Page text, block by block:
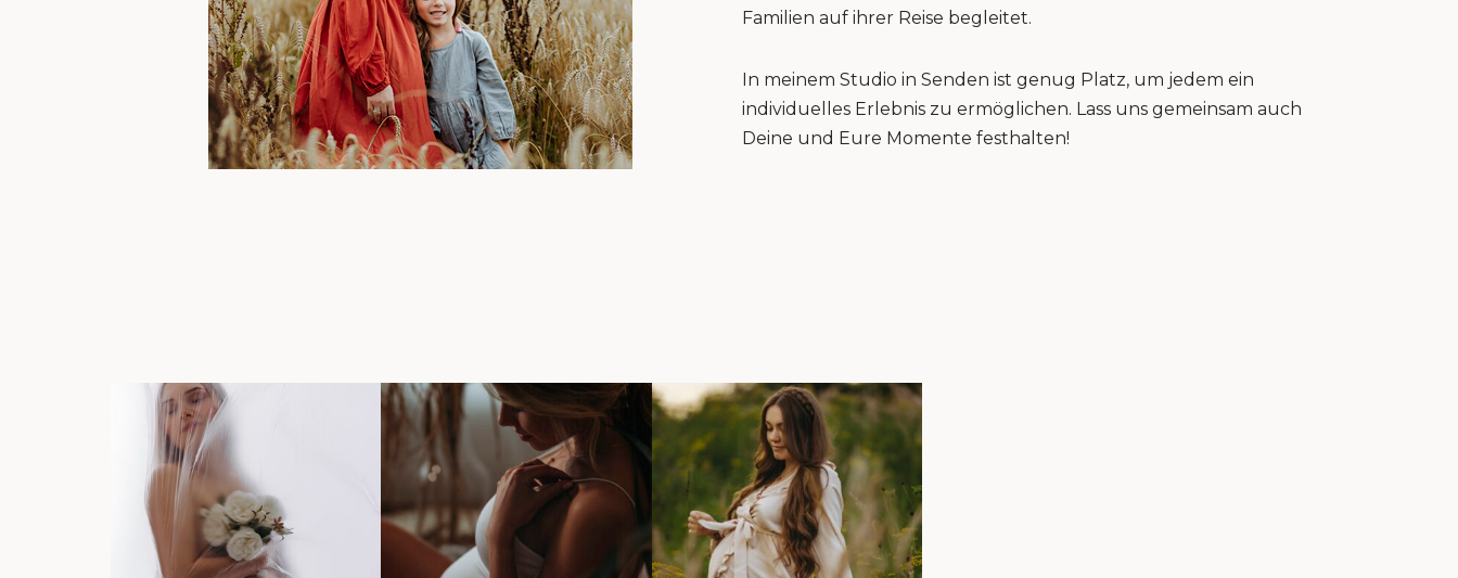
Familien auf ihrer Reise begleitet.
In meinem Studio in Senden ist genug Platz, um jedem ein
individuelles Erlebnis zu ermöglichen. Lass uns gemeinsam auch
Deine und Eure Momente festhalten!